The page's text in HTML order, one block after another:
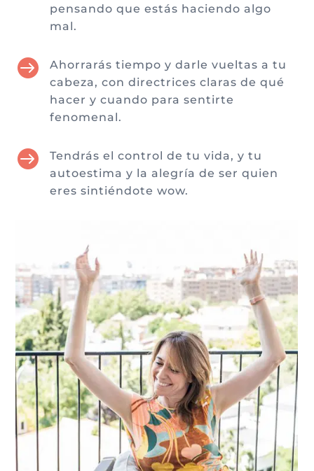
pensando que estás haciendo algo
mal.

Ahorrarás tiempo y darle vueltas a tu
cabeza, con directrices claras de qué
hacer y cuando para sentirte
fenomenal.

Tendrás el control de tu vida, y tu
autoestima y la alegría de ser quien
eres sintiéndote wow.